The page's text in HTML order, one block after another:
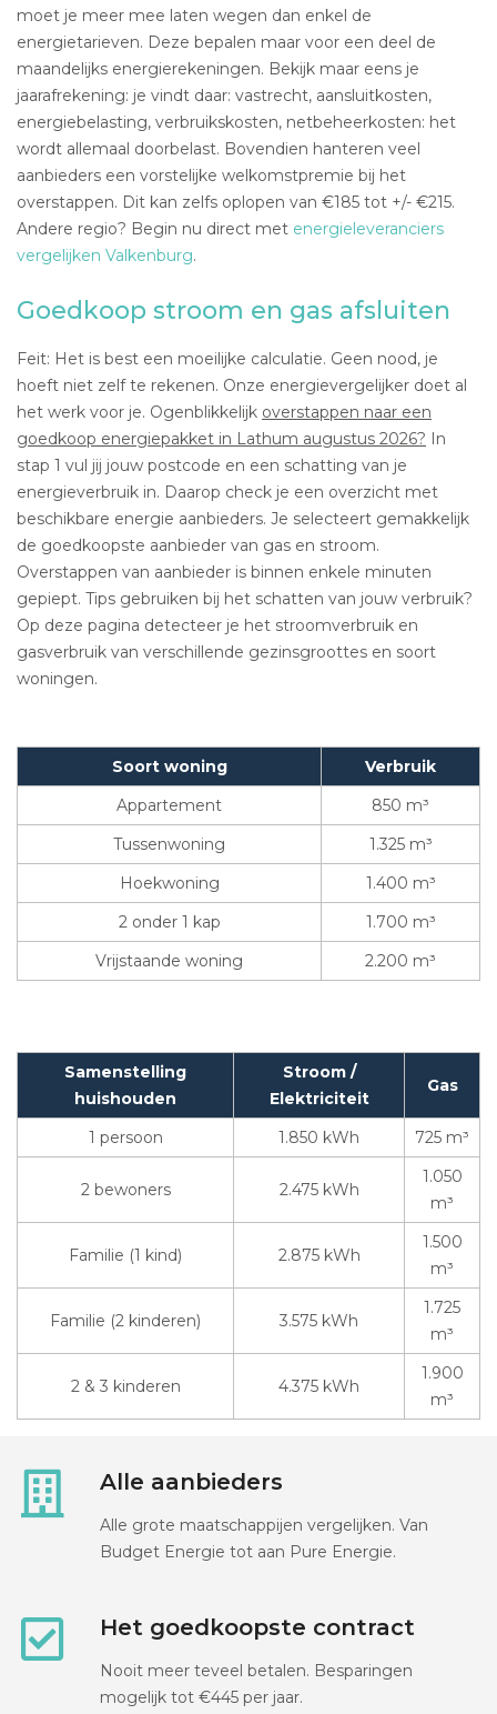
moet je meer mee laten wegen dan enkel de
energietarieven. Deze bepalen maar voor een deel de
maandelijks energierekeningen. Bekijk maar eens je
jaarafrekening: je vindt daar: vastrecht, aansluitkosten,
energiebelasting, verbruikskosten, netbeheerkosten: het
wordt allemaal doorbelast. Bovendien hanteren veel
aanbieders een vorstelijke welkomstpremie bij het
overstappen. Dit kan zelfs oplopen van €185 tot +/- €215.
Andere regio? Begin nu direct met energieleveranciers
vergelijken Valkenburg.
Goedkoop stroom en gas afsluiten
Feit: Het is best een moeilijke calculatie. Geen nood, je
hoeft niet zelf te rekenen. Onze energievergelijker doet al
het werk voor je. Ogenblikkelijk overstappen naar een
goedkoop energiepakket in Lathum augustus 2026? In
stap 1 vul jij jouw postcode en een schatting van je
energieverbruik in. Daarop check je een overzicht met
beschikbare energie aanbieders. Je selecteert gemakkelijk
de goedkoopste aanbieder van gas en stroom.
Overstappen van aanbieder is binnen enkele minuten
gepiept. Tips gebruiken bij het schatten van jouw verbruik?
Op deze pagina detecteer je het stroomverbruik en
gasverbruik van verschillende gezinsgroottes en soort
woningen.
Soort woning
Verbruik
Appartement
850 m³
Tussenwoning
1.325 m³
Hoekwoning
1.400 m³
2 onder 1 kap
1.700 m³
Vrijstaande woning
2.200 m³
Samenstelling
huishouden
Stroom /
Elektriciteit
Gas
1 persoon 1.850 kWh 725 m³
2 bewoners 2.475 kWh
1.050
m³
Familie (1 kind) 2.875 kWh
1.500
m³
Familie (2 kinderen) 3.575 kWh
1.725
m³
2 & 3 kinderen 4.375 kWh
1.900
m³
Alle aanbieders
Alle grote maatschappijen vergelijken. Van
Budget Energie tot aan Pure Energie.
Het goedkoopste contract
Nooit meer teveel betalen. Besparingen
mogelijk tot €445 per jaar.